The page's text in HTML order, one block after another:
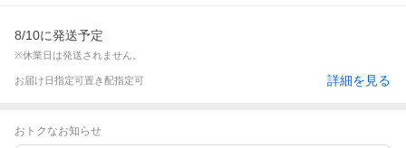
8/10に発送予定
※休業日は発送されません。
お届け日指定可置き配指定可 詳細を見る
おトクなお知らせ